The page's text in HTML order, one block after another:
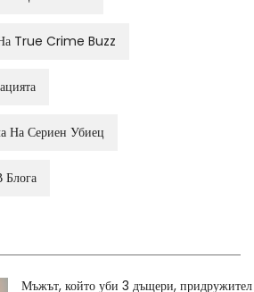
True Crime Buzz
На Сериен Убиец
Мъжът, който уби 3 дъщери, придружител